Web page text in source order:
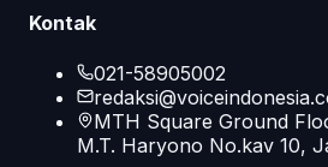
Kontak
021-58905002
MTH Square Ground
M.T. Haryono No.kav 10,